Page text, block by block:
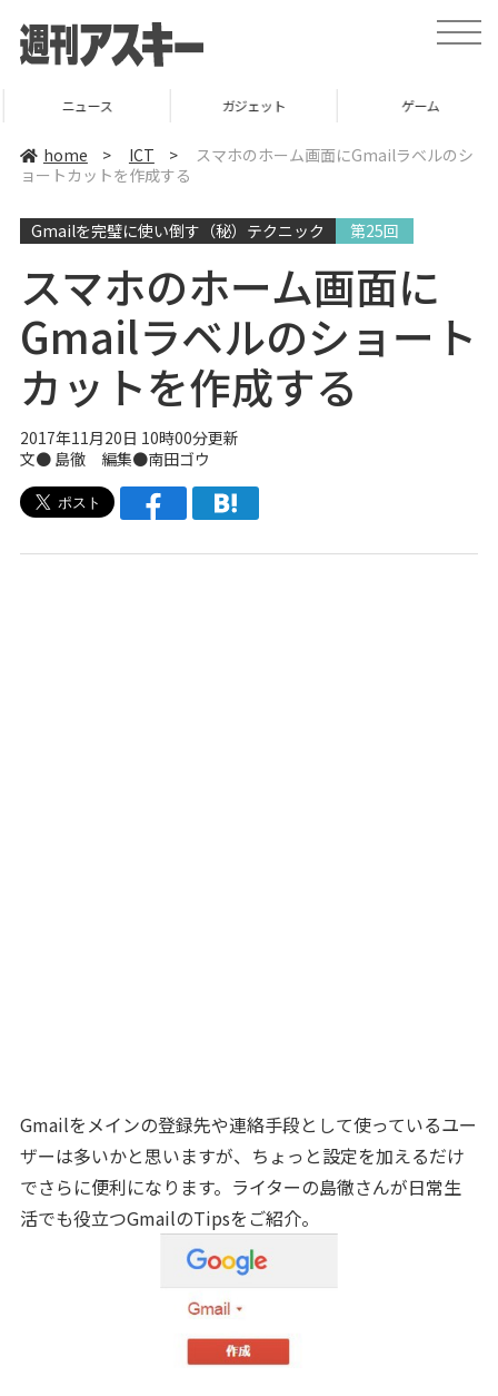
t
o
v
ニュース ガジェット ゲーム
home > ICT >
スマホのホーム画面にGmailラベルのシ
ョートカットを作成する
Gmailを完璧に使い倒す（秘）テクニック 第25回
スマホのホーム画面に
Gmailラベルのショート
カットを作成する
2017年11月20日 10時00分更新
文● 島徹 編集●南田ゴウ
Gmailをメインの登録先や連絡手段として使っているユー
ザーは多いかと思いますが、ちょっと設定を加えるだけ
でさらに便利になります。ライターの島徹さんが日常生
活でも役立つGmailのTipsをご紹介。